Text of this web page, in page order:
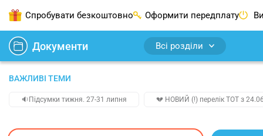
Спробувати безкоштовно Оформити передплату
Документи Всі розділи
ВАЖЛИВІ ТЕМИ
🔉Підсумки тижня. 27-31 липня 💔 НОВИЙ (!) перелік ТОТ з